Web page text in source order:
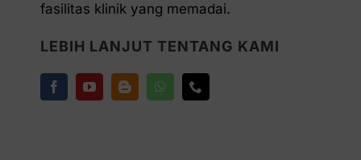
fasilitas klinik yang memadai.
LEBIH LANJUT TENTANG KAMI